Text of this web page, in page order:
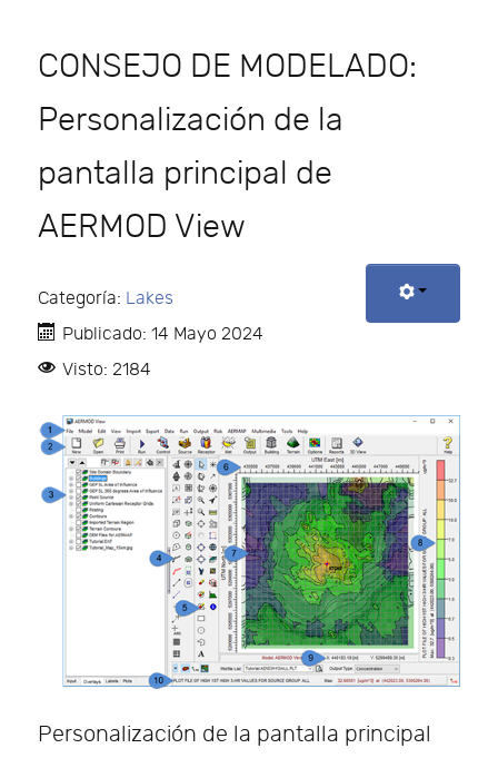
CONSEJO DE MODELADO:
Personalización de la
pantalla principal de
AERMOD View
Categoría: Lakes
Publicado: 14 Mayo 2024
Visto: 2184
Personalización de la pantalla principal